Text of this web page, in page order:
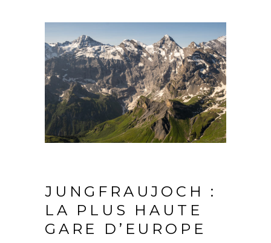
JUNGFRAUJOCH :
LA PLUS HAUTE
GARE D’EUROPE